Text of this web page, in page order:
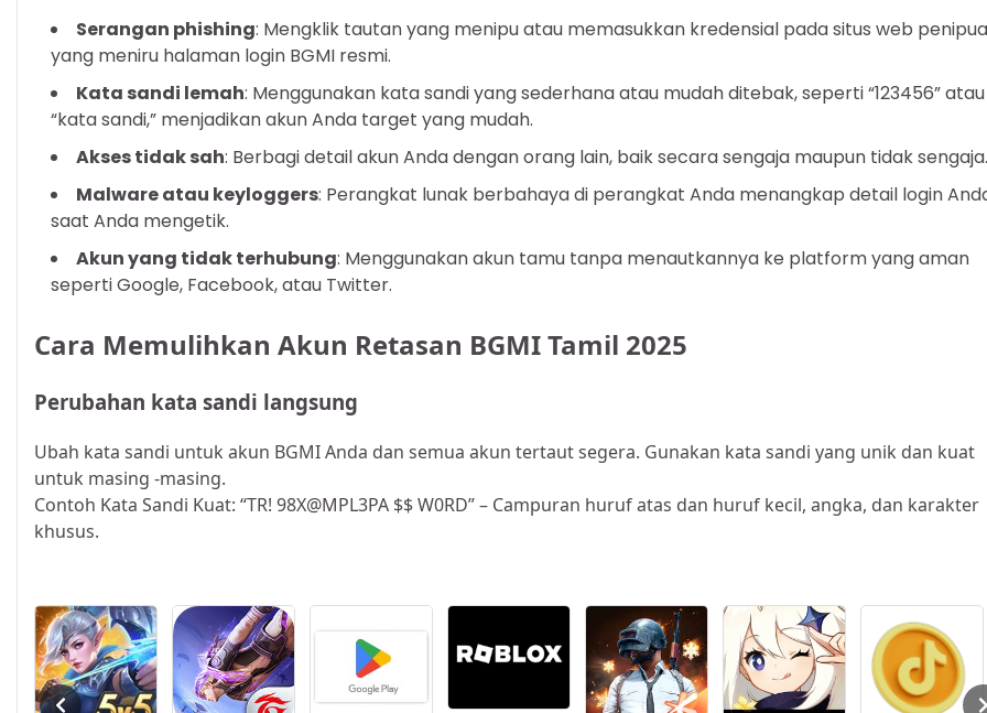
Serangan phishing: Mengklik tautan yang menipu atau memasukkan kredensial pada situs web
yang meniru halaman login BGMI resmi.
Kata sandi lemah: Menggunakan kata sandi yang sederhana atau mudah ditebak, seperti “123456” atau
“kata sandi,” menjadikan akun Anda target yang mudah.
Akses tidak sah: Berbagi detail akun Anda dengan orang lain, baik secara sengaja maupun tidak sengaja.
Malware atau keyloggers: Perangkat lunak berbahaya di perangkat Anda menangkap detail login
saat Anda mengetik.
Akun yang tidak terhubung: Menggunakan akun tamu tanpa menautkannya ke platform yang aman
seperti Google, Facebook, atau Twitter.
Cara Memulihkan Akun Retasan BGMI Tamil 2025
Perubahan kata sandi langsung
Ubah kata sandi untuk akun BGMI Anda dan semua akun tertaut segera. Gunakan kata sandi yang unik dan kuat
untuk masing -masing.
Contoh Kata Sandi Kuat: “TR! 98X@MPL3PA $$ W0RD” – Campuran huruf atas dan huruf kecil, angka, dan karakter
khusus.